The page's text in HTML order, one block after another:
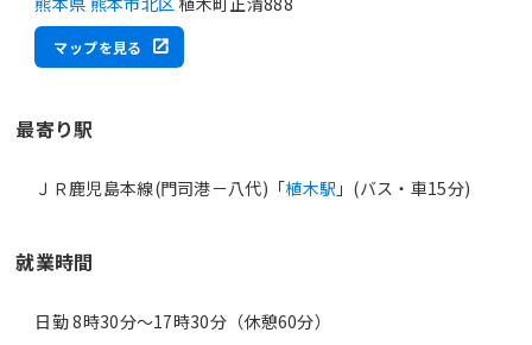
マップを見る
最寄り駅
ＪＲ鹿児島本線(門司港－八代)「植木駅 」(バス・車15分)
就業時間
日勤 8時30分〜17時30分（休憩60分）